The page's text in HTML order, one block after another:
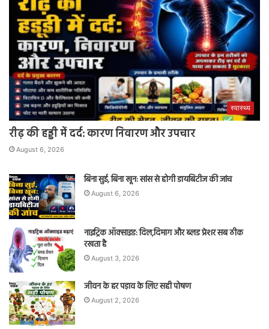
स्वास्थ्य
रीढ़ की हड्डी में दर्द: कारण निवारण और उपचार
August 6, 2026
बिना सुई, बिना खून: सांस से होगी डायबिटीज की जांच
August 6, 2026
नाइट्रिक ऑक्साइड: दिल,दिमाग और ब्लड प्रेशर सब ठीक
रखता है
August 3, 2026
जीवन के हर पड़ाव के लिए सही पोषण
August 2, 2026